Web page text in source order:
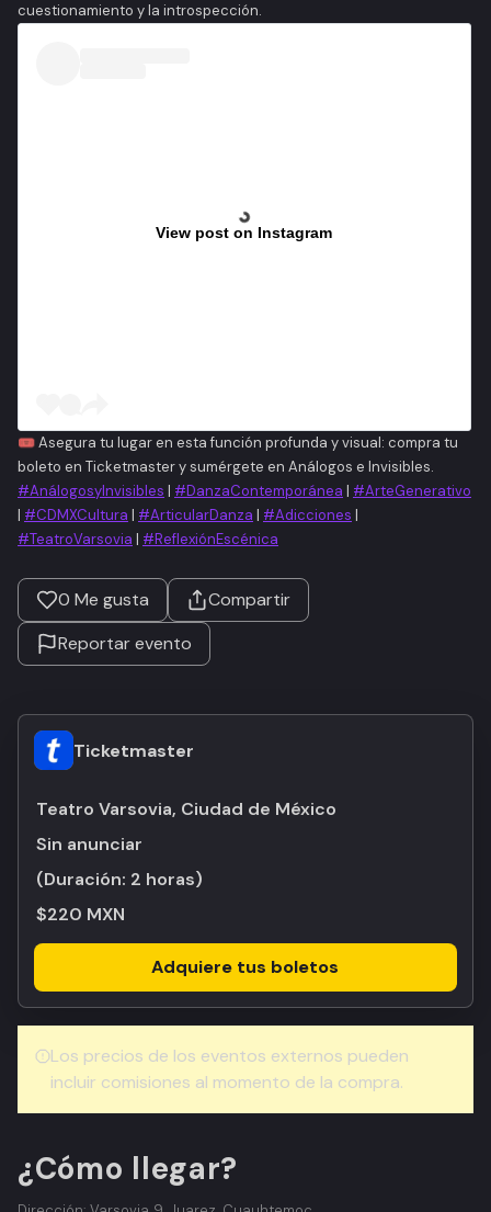
cuestionamiento y la introspección.
View post on Instagram
🎟️Asegura tu lugar en esta función profunda y visual: compra tu
boleto en Ticketmaster y sumérgete en Análogos e Invisibles.
#AnálogosyInvisibles | #DanzaContemporánea | #ArteGenerativo
| #CDMXCultura | #ArticularDanza | #Adicciones |
#TeatroVarsovia | #ReflexiónEscénica
0 Me gusta
Compartir
Reportar evento
Ticketmaster
Teatro Varsovia, Ciudad de México
Sin anunciar
(Duración: 2 horas)
$220 MXN
Adquiere tus boletos
Los precios de los eventos externos pueden
incluir comisiones al momento de la compra.
¿Cómo llegar?